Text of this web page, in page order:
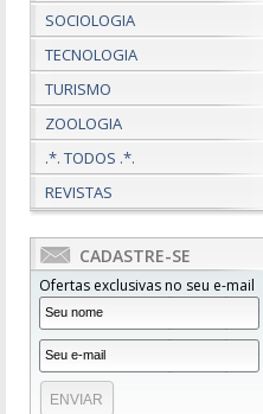
SOCIOLOGIA
TECNOLOGIA
TURISMO
ZOOLOGIA
.*. TODOS .*.
REVISTAS
CADASTRE-SE
Ofertas exclusivas no seu e-mail